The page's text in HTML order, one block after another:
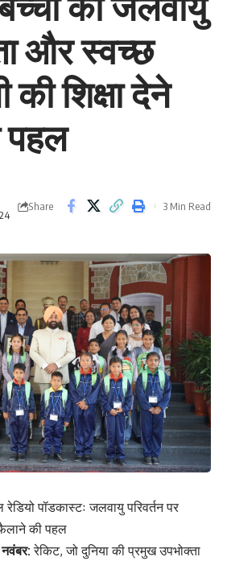
और स्वच्छ
शिक्षा देने
पहल
Share 3 Min Read
पॉडकास्टः जलवायु परिवर्तन पर
की पहल
रेकिट, जो दुनिया की प्रमुख उपभोक्ता